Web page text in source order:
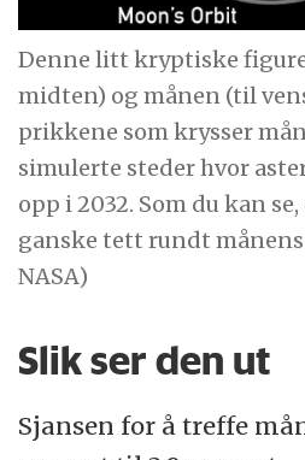
Denne litt kryptiske
midten) og månen (til
prikkene som krysser
simulerte steder hvor
opp i 2032. Som du kan
ganske tett rundt
NASA)
Slik ser den ut
Sjansen for å treffe